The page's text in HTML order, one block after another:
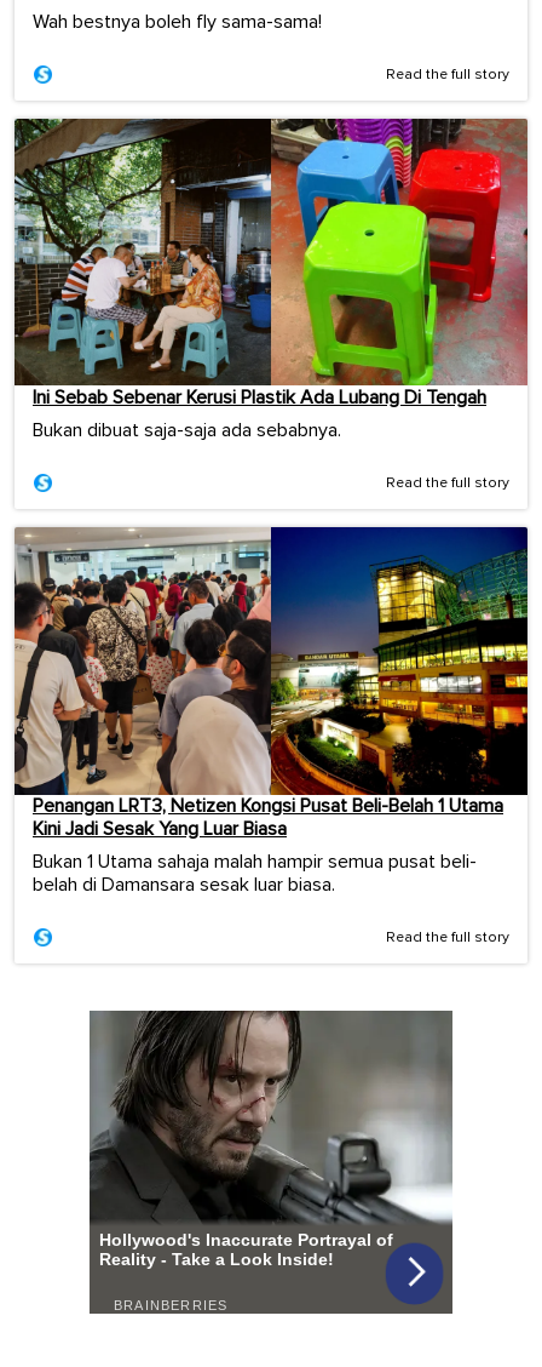
Wah bestnya boleh fly sama-sama!
Read the full story
Ini Sebab Sebenar Kerusi Plastik Ada Lubang Di Tengah
Bukan dibuat saja-saja ada sebabnya.
Read the full story
Penangan LRT3, Netizen Kongsi Pusat Beli-Belah 1 Utama
Kini Jadi Sesak Yang Luar Biasa
Bukan 1 Utama sahaja malah hampir semua pusat beli-
belah di Damansara sesak luar biasa.
Read the full story